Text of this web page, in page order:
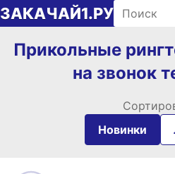
Перейти к содержимому
ЗАКАЧАЙ1.РУ Поиск
Прикольные
на звонок
Новинки